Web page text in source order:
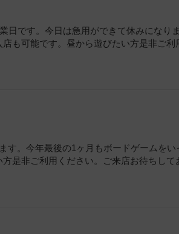
日です。今日は急用ができて休みになり
も可能です。昼から遊びたい方是非ご利
す。今年最後の1ヶ月もボードゲームをい
是非ご利用ください。ご来店お待ちして